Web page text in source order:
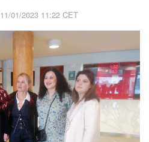
11/01/2023 11:22 CET